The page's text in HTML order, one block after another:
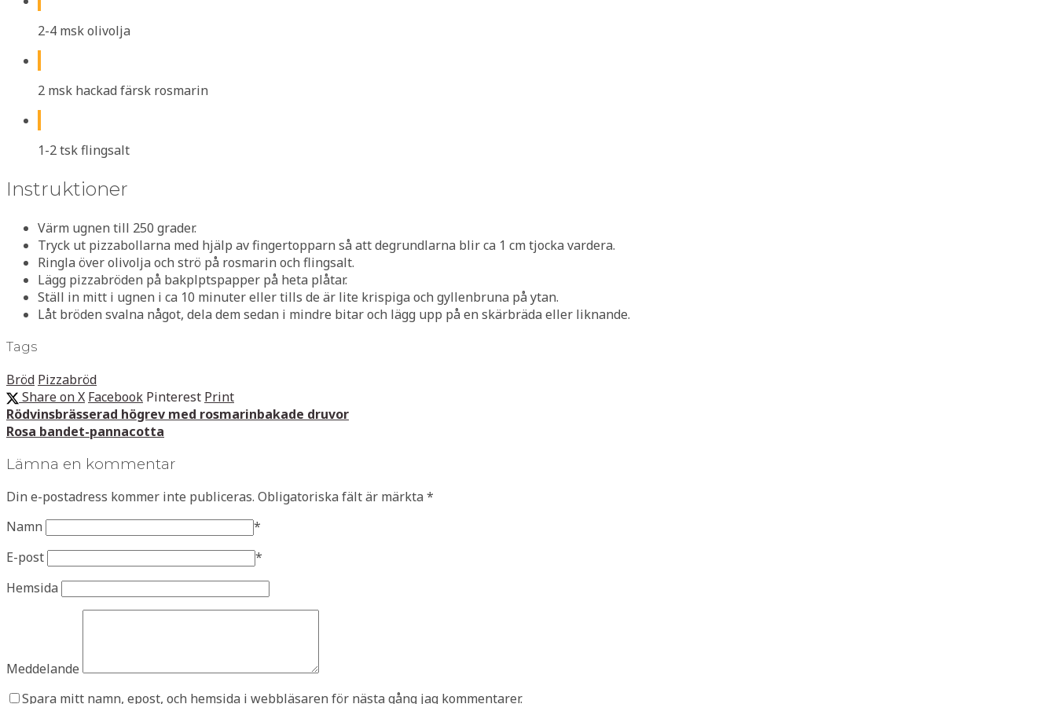
2-4 msk olivolja
2 msk hackad färsk rosmarin
1-2 tsk flingsalt
Instruktioner
Värm ugnen till 250 grader.
Tryck ut pizzabollarna med hjälp av fingertopparn så att degrundlarna blir ca 1 cm tjocka vardera.
Ringla över olivolja och strö på rosmarin och flingsalt.
Lägg pizzabröden på bakplptspapper på heta plåtar.
Ställ in mitt i ugnen i ca 10 minuter eller tills de är lite krispiga och gyllenbruna på ytan.
Låt bröden svalna något, dela dem sedan i mindre bitar och lägg upp på en skärbräda eller liknande.
Tags
Bröd Pizzabröd
Share on X Facebook Pinterest Print
Rödvinsbrässerad högrev med rosmarinbakade druvor
Rosa bandet-pannacotta
Lämna en kommentar
Din e-postadress kommer inte publiceras. Obligatoriska fält är märkta *
Namn
*
E-post
*
Hemsida
Meddelande
Spara mitt namn, epost, och hemsida i webbläsaren för nästa gång jag kommentarer.